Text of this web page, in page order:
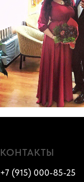
КОНТАКТЫ
+7 (915) 000-85-25